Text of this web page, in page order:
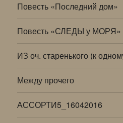
Повесть «Последний дом»
Повесть «СЛЕДЫ у МОРЯ»
ИЗ оч. старенького (к
Между прочего
АССОРТИ5_16042016